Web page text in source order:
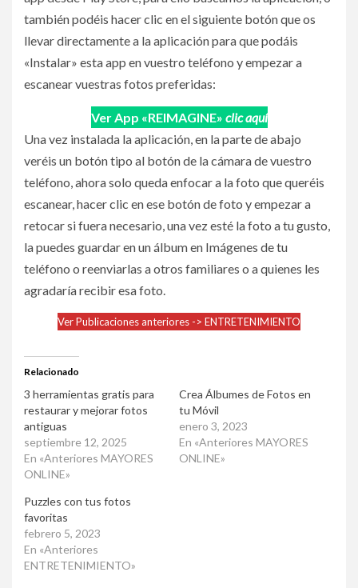
también podéis hacer clic en el siguiente botón que os
llevar directamente a la aplicación para que podáis
«Instalar» esta app en vuestro teléfono y empezar a
escanear vuestras fotos preferidas:
Ver App «REIMAGINE» clic aquí
Una vez instalada la aplicación, en la parte de abajo
veréis un botón tipo al botón de la cámara de vuestro
teléfono, ahora solo queda enfocar a la foto que queréis
escanear, hacer clic en ese botón de foto y empezar a
retocar si fuera necesario, una vez esté la foto a tu gusto,
la puedes guardar en un álbum en Imágenes de tu
teléfono o reenviarlas a otros familiares o a quienes les
agradaría recibir esa foto.
Ver Publicaciones anteriores -> ENTRETENIMIENTO
Relacionado
3 herramientas gratis para
restaurar y mejorar fotos
antiguas
septiembre 12, 2025
En «Anteriores MAYORES
ONLINE»
Crea Álbumes de Fotos en
tu Móvil
enero 3, 2023
En «Anteriores MAYORES
ONLINE»
Puzzles con tus fotos
favoritas
febrero 5, 2023
En «Anteriores
ENTRETENIMIENTO»